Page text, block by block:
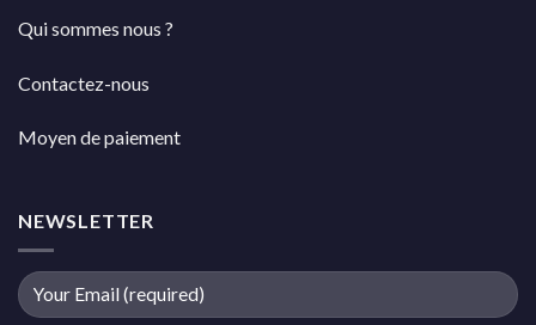
Qui sommes nous ?
Contactez-nous
Moyen de paiement
NEWSLETTER